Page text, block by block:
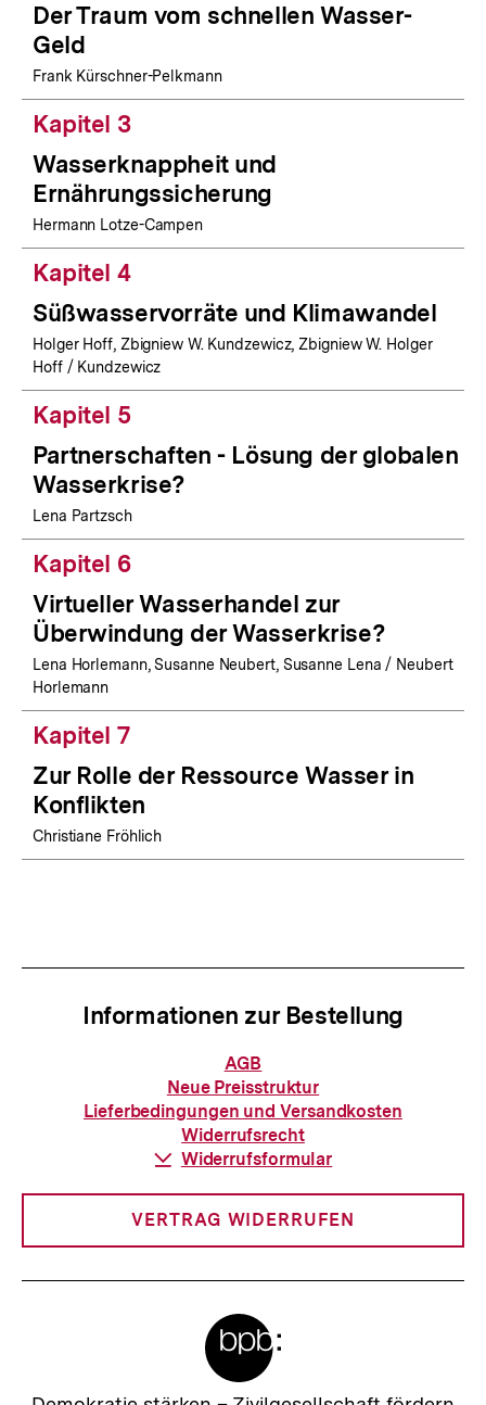
Der Traum vom schnellen Wasser-
Geld
Frank Kürschner-Pelkmann
Kapitel 3
Wasserknappheit und
Ernährungssicherung
Hermann Lotze-Campen
Kapitel 4
Süßwasservorräte und Klimawandel
Holger Hoff, Zbigniew W. Kundzewicz, Zbigniew W. Holger
Hoff / Kundzewicz
Kapitel 5
Partnerschaften - Lösung der globalen
Wasserkrise?
Lena Partzsch
Kapitel 6
Virtueller Wasserhandel zur
Überwindung der Wasserkrise?
Lena Horlemann, Susanne Neubert, Susanne Lena / Neubert
Horlemann
Kapitel 7
Zur Rolle der Ressource Wasser in
Konflikten
Christiane Fröhlich
Informationen zur Bestellung
Informationen
zur
Bestellung
AGB
Neue Preisstruktur
Lieferbedingungen und Versandkosten
Widerrufsrecht
Download-
Widerrufsformular
VERTRAG WIDERRUFEN